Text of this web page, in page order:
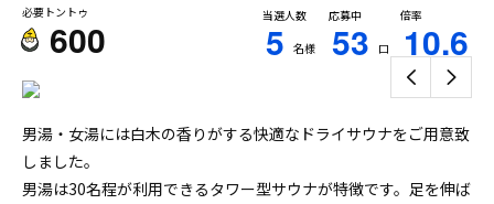
必要トントゥ
600
当選人数
5 名様
応募中
53 口
倍率
10.6
男湯・女湯には白木の香りがする快適なドライサウナをご用意致
しました。
男湯は30名程が利用できるタワー型サウナが特徴です。足を伸ば